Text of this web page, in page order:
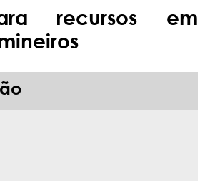
recursos em